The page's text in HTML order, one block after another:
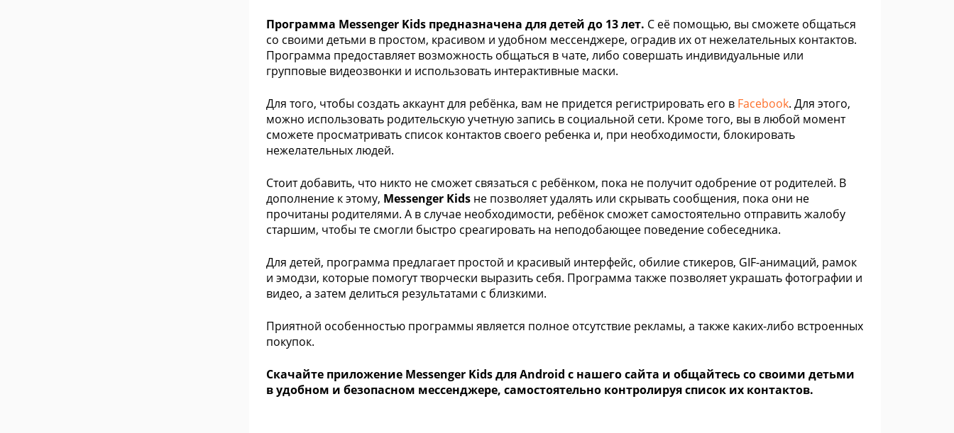
Программа Messenger Kids предназначена для детей до 13 лет. С её помощью, вы сможете общаться
со своими детьми в простом, красивом и удобном мессенджере, оградив их от нежелательных контактов.
Программа предоставляет возможность общаться в чате, либо совершать индивидуальные или
групповые видеозвонки и использовать интерактивные маски.
Для того, чтобы создать аккаунт для ребёнка, вам не придется регистрировать его в Facebook. Для этого,
можно использовать родительскую учетную запись в социальной сети. Кроме того, вы в любой момент
сможете просматривать список контактов своего ребенка и, при необходимости, блокировать
нежелательных людей.
Стоит добавить, что никто не сможет связаться с ребёнком, пока не получит одобрение от родителей. В
дополнение к этому, Messenger Kids не позволяет удалять или скрывать сообщения, пока они не
прочитаны родителями. А в случае необходимости, ребёнок сможет самостоятельно отправить жалобу
старшим, чтобы те смогли быстро среагировать на неподобающее поведение собеседника.
Для детей, программа предлагает простой и красивый интерфейс, обилие стикеров, GIF-анимаций, рамок
и эмодзи, которые помогут творчески выразить себя. Программа также позволяет украшать фотографии и
видео, а затем делиться результатами с близкими.
Приятной особенностью программы является полное отсутствие рекламы, а также каких-либо встроенных
покупок.
Скачайте приложение Messenger Kids для Android с нашего сайта и общайтесь со своими детьми
в удобном и безопасном мессенджере, самостоятельно контролируя список их контактов.